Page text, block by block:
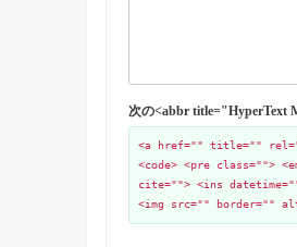
次の<abbr title="HyperText
<a href="" title=""
<code> <pre class="">
cite=""> <ins
<img src="" border=""